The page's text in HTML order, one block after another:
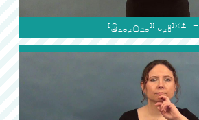
